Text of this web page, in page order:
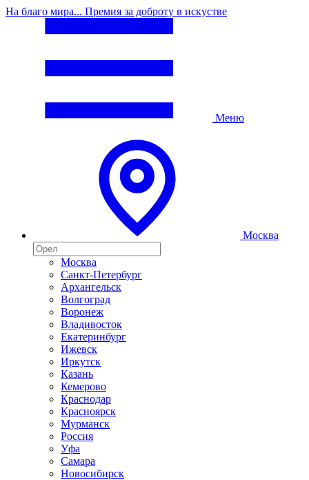
На благо мира... Премия за доброту в искустве
Меню
Москва
Москва
Санкт-Петербург
Архангельск
Волгоград
Воронеж
Владивосток
Екатеринбург
Ижевск
Иркутск
Казань
Кемерово
Краснодар
Красноярск
Мурманск
Россия
Уфа
Самара
Новосибирск